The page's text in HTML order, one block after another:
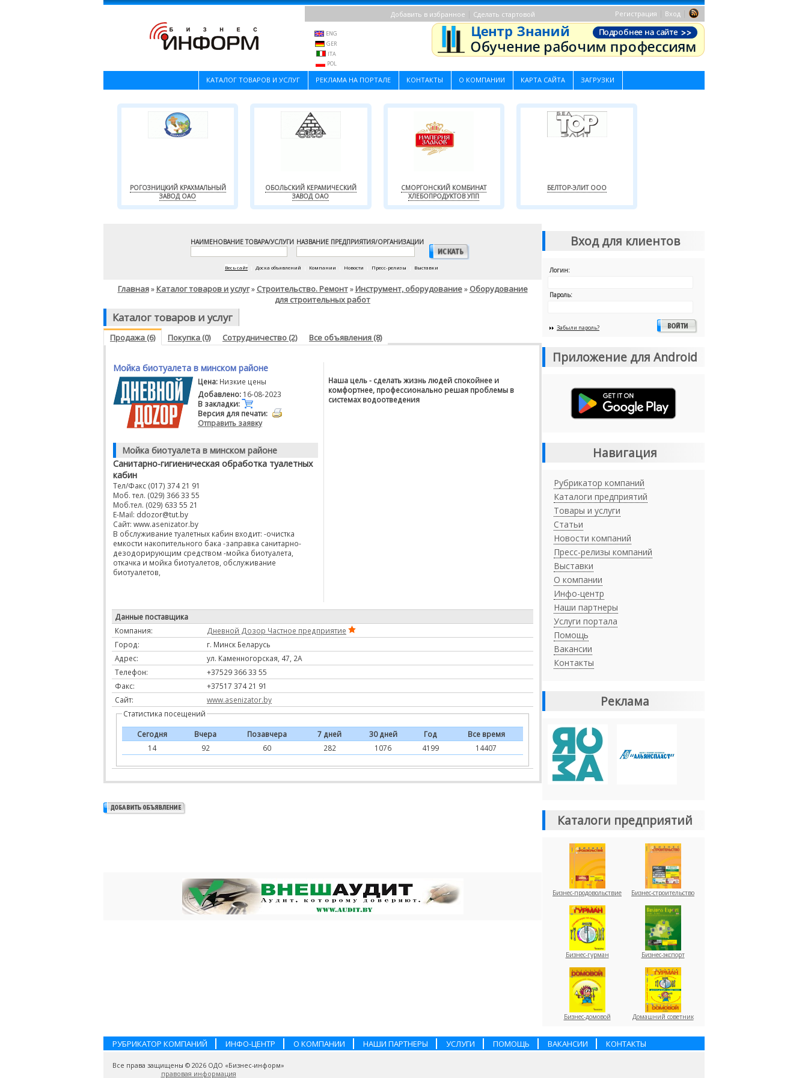
Регистрация Вход
Добавить в избранное Сделать стартовой
ENG
GER
ITA
POL
КАТАЛОГ ТОВАРОВ И УСЛУГ РЕКЛАМА НА ПОРТАЛЕ КОНТАКТЫ О КОМПАНИИ КАРТА САЙТА ЗАГРУЗКИ
РОГОЗНИЦКИЙ КРАХМАЛЬНЫЙ
ЗАВОД ОАО
ОБОЛЬСКИЙ КЕРАМИЧЕСКИЙ
ЗАВОД ОАО
СМОРГОНСКИЙ КОМБИНАТ
ХЛЕБОПРОДУКТОВ УПП
БЕЛТОР-ЭЛИТ ООО
НАИМЕНОВАНИЕ ТОВАРА/УСЛУГИ НАЗВАНИЕ ПРЕДПРИЯТИЯ/ОРГАНИЗАЦИИ
Весь сайт Доска объявлений Компании Новости Пресс-релизы Выставки
Главная» Каталог товаров и услуг» Строительство. Ремонт» Инструмент, оборудование» Оборудование
для строительных работ
Каталог товаров и услуг
Продажа (6) Покупка (0) Сотрудничество (2) Все объявления (8)
Мойка биотуалета в минском районе
Цена: Низкие цены
Добавлено: 16-08-2023
В закладки:
Версия для печати:
Отправить заявку
Мойка биотуалета в минском районе
Санитарно-гигиеническая обработка туалетных
кабин
Тел/Факс (017) 374 21 91
Моб. тел. (029) 366 33 55
Моб.тел. (029) 633 55 21
E-Mail: ddozor@tut.by
Сайт: www.asenizator.by
В обслуживание туалетных кабин входит: -очистка
емкости накопительного бака -заправка санитарно-
дезодорирующим средством -мойка биотуалета,
откачка и мойка биотуалетов, обслуживание
биотуалетов,
Наша цель - сделать жизнь людей спокойнее и
комфортнее, профессионально решая проблемы в
системах водоотведения
Данные поставщика
Компания:
Дневной Дозор Частное предприятие
Город:
г. Минск Беларусь
Адрес:
ул. Каменногорская, 47, 2A
Телефон:
+37529 366 33 55
Факс:
+37517 374 21 91
Сайт:
www.asenizator.by
Статистика посещений
Сегодня Вчера Позавчера 7 дней 30 дней Год
Все время
14
92 60 282 1076 4199 14407
Вход для клиентов
Логин:
Пароль:
Забыли пароль?
Приложение для Android
Навигация
Рубрикатор компаний
Каталоги предприятий
Товары и услуги
Статьи
Новости компаний
Пресс-релизы компаний
Выставки
О компании
Инфо-центр
Наши партнеры
Услуги портала
Помощь
Вакансии
Контакты
Реклама
Каталоги предприятий
Бизнес-продовольствие Бизнес-строительство
Бизнес-гурман Бизнес-экспорт
Бизнес-домовой Домашний советник
РУБРИКАТОР КОМПАНИЙ ИНФО-ЦЕНТР О КОМПАНИИ НАШИ ПАРТНЕРЫ УСЛУГИ ПОМОЩЬ ВАКАНСИИ КОНТАКТЫ
Все права защищены © 2026 ОДО «Бизнес-информ»
правовая информация